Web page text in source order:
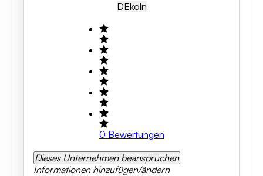
DEKöln
0 Bewertungen
Dieses Unternehmen beanspruchen
Informationen hinzufügen/ändern